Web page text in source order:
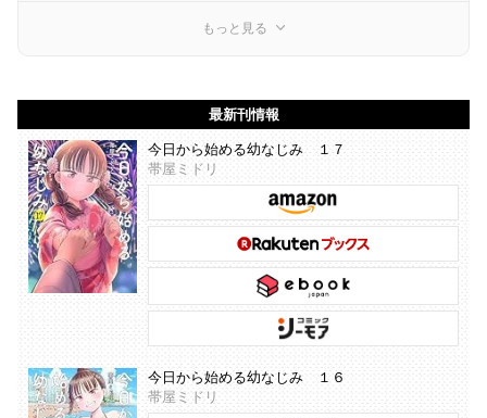
もっと見る
最新刊情報
今日から始める幼なじみ １７
帯屋ミドリ
今日から始める幼なじみ １６
帯屋ミドリ